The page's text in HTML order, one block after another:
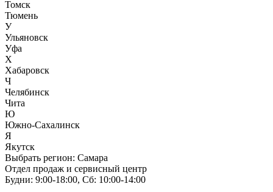
Томск
Тюмень
У
Ульяновск
Уфа
Х
Хабаровск
Ч
Челябинск
Чита
Ю
Южно-Сахалинск
Я
Якутск
Выбрать регион: Самара
Отдел продаж и сервисный центр
Будни: 9:00‑18:00, Сб: 10:00‑14:00